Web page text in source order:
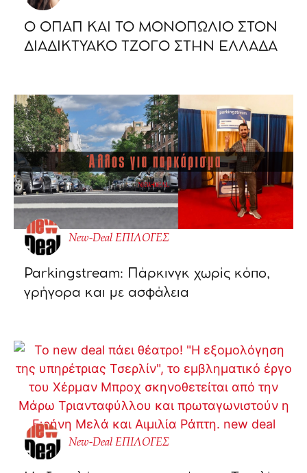
O ΟΠΑΠ ΚΑΙ ΤΟ ΜΟΝΟΠΩΛΙΟ ΣΤΟΝ
ΔΙΑΔΙΚΤΥΑΚΟ ΤΖΟΓΟ ΣΤΗΝ ΕΛΛΑΔΑ
New-Deal ΕΠΙΛΟΓΕΣ
Parkingstream: Πάρκινγκ χωρίς κόπο,
γρήγορα και με ασφάλεια
New-Deal ΕΠΙΛΟΓΕΣ